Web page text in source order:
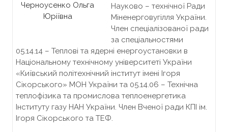
Черноусенко Ольга
Юріївна
Науково – технічної Ради
Міненерговугілля України.
Член спеціалізованої ради
за спеціальностями
05.14.14 – Теплові та ядерні енергоустановки в
Національному технічному університеті України
«Київський політехнічний інститут імені Ігоря
Сікорського» МОН України та 05.14.06 – Технічна
теплофізика та промислова теплоенергетика
Інституту газу НАН України. Член Вченої ради КПІ ім.
Ігоря Сікорського та ТЕФ.